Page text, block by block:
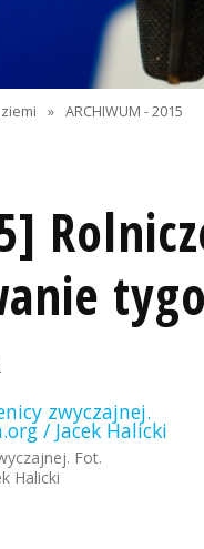
» ARCHIWUM - 2015
Fot.
Halicki